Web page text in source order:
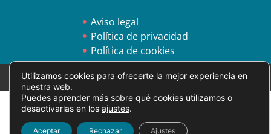
Aviso legal
Política de privacidad
Política de cookies
© All Rights Reserved.
Utilizamos cookies para ofrecerte la mejor experiencia en
nuestra web.
Puedes aprender más sobre qué cookies utilizamos o
desactivarlas en los ajustes.
Aceptar Rechazar Ajustes